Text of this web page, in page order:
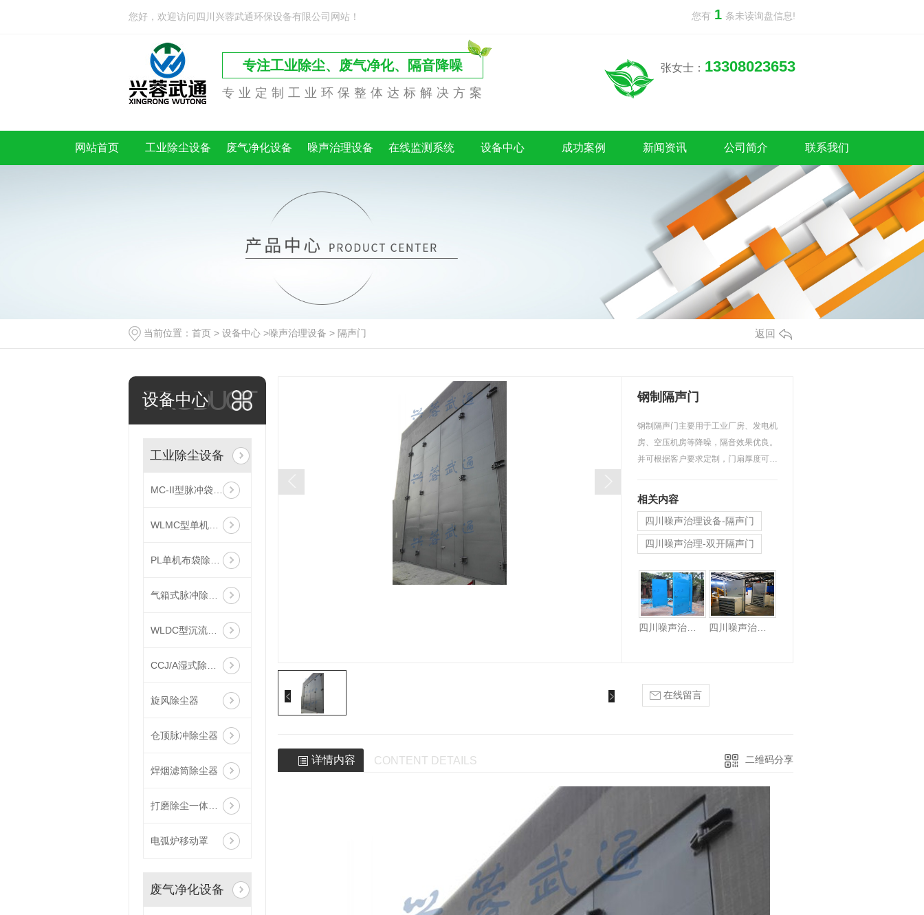
您好，欢迎访问四川兴蓉武通环保设备有限公司网站！ 您有 1 条未读询盘信息!
专注工业除尘、废气净化、隔音降噪
专业定制工业环保整体达标解决方案
张女士： 13308023653
网站首页 工业除尘设备 废气净化设备 噪声治理设备 在线监测系统 设备中心 成功案例 新闻资讯 公司简介 联系我们
当前位置： 首页 > 设备中心 >噪声治理设备 > 隔声门 返回
PRODUCT
设备中心
工业除尘设备
MC-II型脉冲袋式除尘器
WLMC型单机滤筒除尘器
PL单机布袋除尘器
气箱式脉冲除尘器
WLDC型沉流式滤筒除尘器
CCJ/A湿式除尘机组
旋风除尘器
仓顶脉冲除尘器
焊烟滤筒除尘器
打磨除尘一体设备
电弧炉移动罩
废气净化设备
钢制隔声门
钢制隔声门主要用于工业厂房、发电机
房、空压机房等降噪，隔音效果优良。
并可根据客户要求定制，门扇厚度可做
相关内容
四川噪声治理设备-隔声门
四川噪声治理-双开隔声门
四川噪声治理设备-隔声门 四川噪声治理-双开隔声门
在线留言
详情内容 CONTENT DETAILS 二维码分享